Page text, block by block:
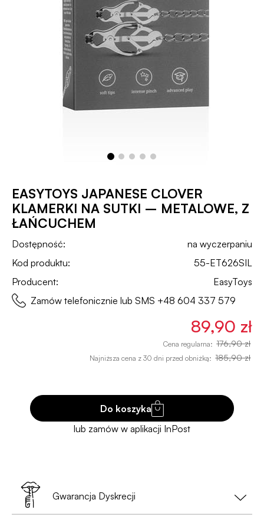
EASYTOYS JAPANESE CLOVER
KLAMERKI NA SUTKI – METALOWE, Z
ŁAŃCUCHEM
Dostępność:
na wyczerpaniu
Kod produktu:
55-ET626SIL
Producent:
EasyToys
Zamów telefonicznie lub SMS +48 604 337 579
89,90 zł
Cena regularna: 176,90 zł
Najniższa cena z 30 dni przed obniżką: 185,90 zł
Do koszyka
Gwarancja Dyskrecji